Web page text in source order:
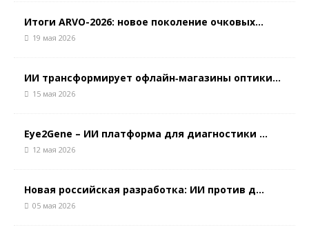
Итоги ARVO-2026: новое поколение очковых...
19 мая 2026
ИИ трансформирует офлайн‑магазины оптики...
15 мая 2026
Eye2Gene – ИИ платформа для диагностики ...
12 мая 2026
Новая российская разработка: ИИ против д...
05 мая 2026